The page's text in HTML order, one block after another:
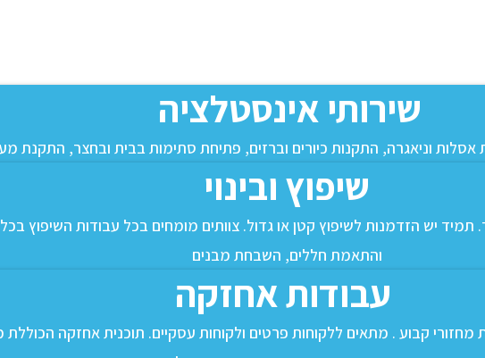
שירותי אינסטלציה
אסלות וניאגרה, התקנות כיורים וברזים, פתיחת סתימות בבית ובחצר, התקנת
שיפוץ ובינוי
יש הזדמנות לשיפוץ קטן או גדול. צוותים מומחים בכל עבודות השיפוץ
והתאמת חללים, השבחת מבנים
עבודות אחזקה
מחזורי קבוע . מתאים ללקוחות פרטים ולקוחות עסקיים. תוכנית אחזקה